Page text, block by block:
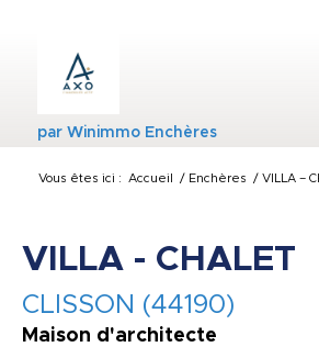
parWinimmo Enchères
Vous êtes ici : Accueil / Enchères / VILLA –
VILLA - CHALET
CLISSON (44190)
Maison d'architecte